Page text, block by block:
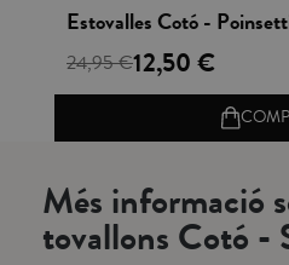
Vista
Estovalles Cotó -
24,95 €12,50 €
Més informació
tovallons Cotó -